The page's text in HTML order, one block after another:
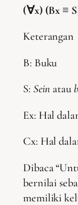
(∀x) (Bx ≡
Keterangan
B: Buku
S: Sein atau
Ex: Hal
Cx: Hal
Dibaca
bernilai
memiliki